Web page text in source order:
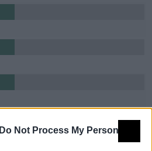
Do Not Process My Personal